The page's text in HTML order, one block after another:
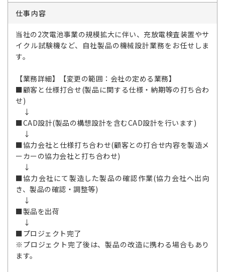
仕事内容
当社の2次電池事業の規模拡大に伴い、充放電検査装置やサ
イクル試験機など、自社製品の機械設計業務をお任せしま
す。
【業務詳細】【変更の範囲：会社の定める業務】
■顧客と仕様打合せ(製品に関する仕様・納期等の打ち合わ
せ)
↓
■CAD設計(製品の構想設計を含むCAD設計を行います)
↓
■協力会社と仕様打ち合わせ(顧客との打合せ内容を製造メ
ーカーの協力会社と打ち合わせ)
↓
■協力会社にて製造した製品の確認作業(協力会社へ出向
き、製品の確認・調整等)
↓
■製品を出荷
↓
■プロジェクト完了
※プロジェクト完了後は、製品の改造に携わる場合もあり
ます。